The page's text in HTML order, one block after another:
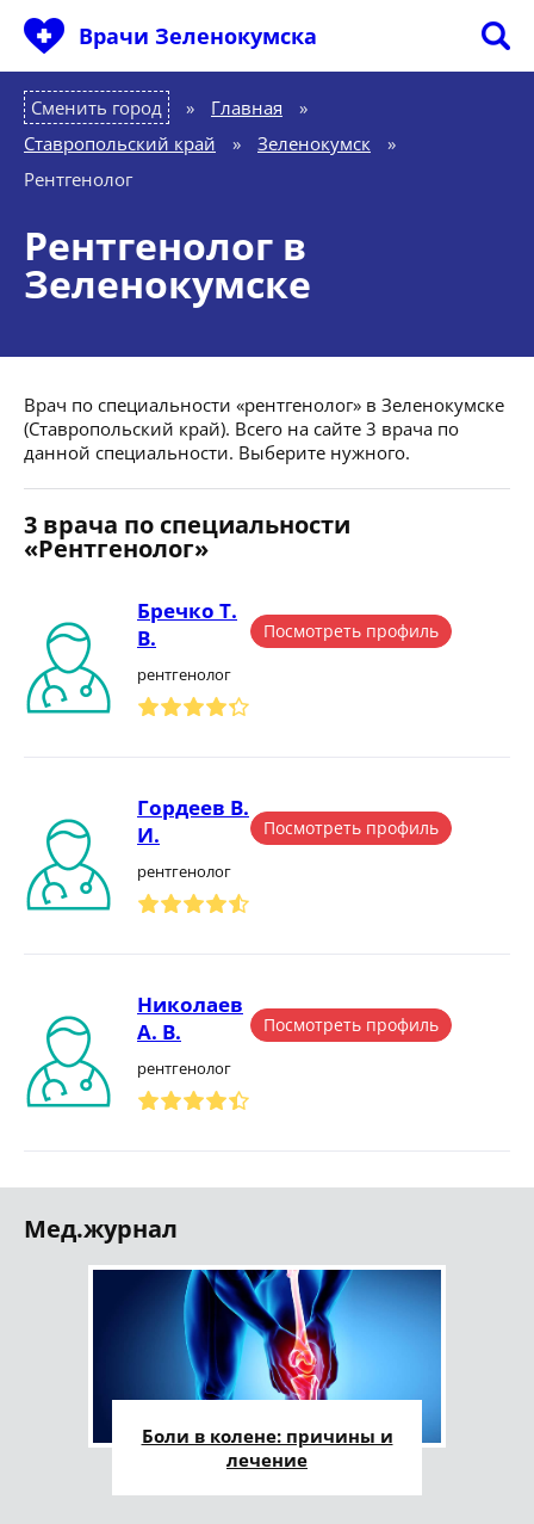
Врачи Зеленокумска
Сменить город Главная
»
Ставропольский край
» Зеленокумск
»
Рентгенолог
Рентгенолог в
Зеленокумске
Врач по специальности «рентгенолог» в Зеленокумске
(Ставропольский край). Всего на сайте 3 врача по
данной специальности. Выберите нужного.
3 врача по специальности
«Рентгенолог»
Бречко Т.
В.
рентгенолог
Посмотреть профиль
Гордеев В.
И.
рентгенолог
Посмотреть профиль
Николаев
А. В.
рентгенолог
Посмотреть профиль
Мед.журнал
Боли в колене: причины и
лечение